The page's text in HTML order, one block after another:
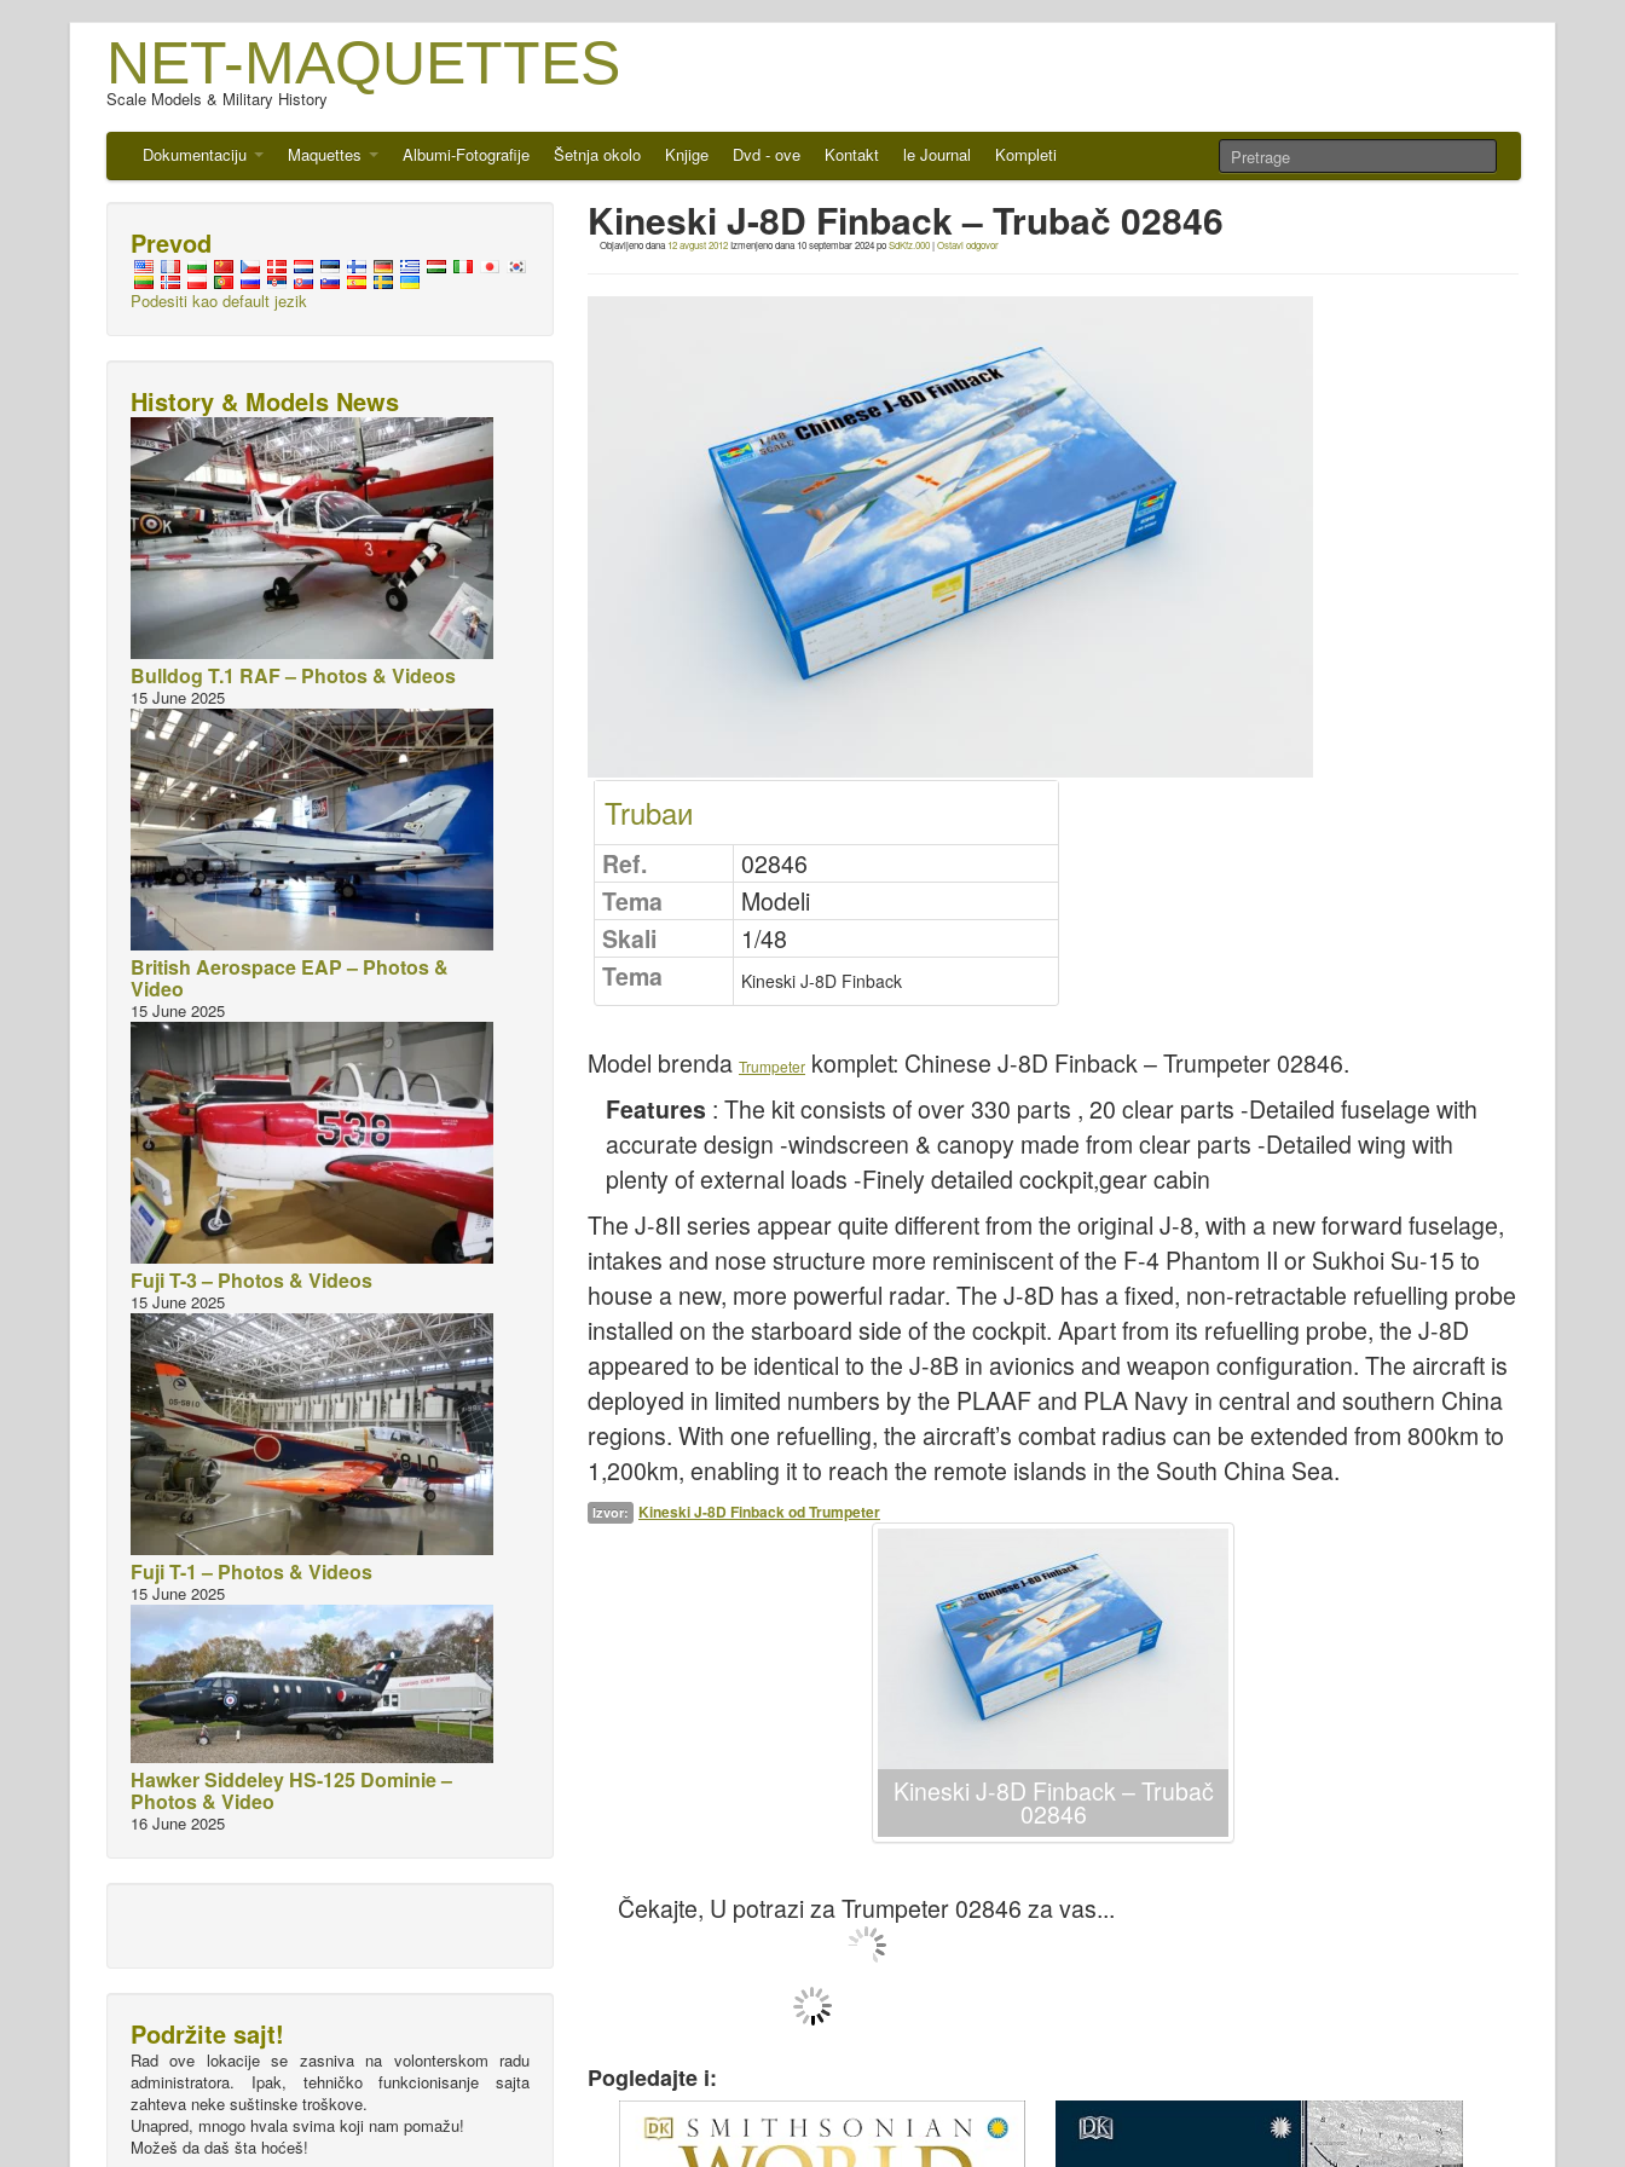
NET-MAQUETTES
Scale Models & Military History
Dokumentaciju Maquettes Albumi-Fotografije Šetnja okolo Knjige Dvd - ove Kontakt le Journal Kompleti
Kineski J-8D Finback – Trubač 02846
Objavljeno dana 12 avgust 2012Izmenjeno dana 10 septembar 2024poSdKfz.000|Ostavi odgovor
Trubaи
Ref.
02846
Tema
Modeli
Skali
1/48
Tema
Kineski J-8D Finback
Model brenda Trumpeter komplet: Chinese J-8D Finback – Trumpeter 02846.
Features : The kit consists of over 330 parts , 20 clear parts -Detailed fuselage with
accurate design -windscreen & canopy made from clear parts -Detailed wing with
plenty of external loads -Finely detailed cockpit,gear cabin
The J-8II series appear quite different from the original J-8, with a new forward fuselage,
intakes and nose structure more reminiscent of the F-4 Phantom II or Sukhoi Su-15 to
house a new, more powerful radar. The J-8D has a fixed, non-retractable refuelling probe
installed on the starboard side of the cockpit. Apart from its refuelling probe, the J-8D
appeared to be identical to the J-8B in avionics and weapon configuration. The aircraft is
deployed in limited numbers by the PLAAF and PLA Navy in central and southern China
regions. With one refuelling, the aircraft’s combat radius can be extended from 800km to
1,200km, enabling it to reach the remote islands in the South China Sea.
Izvor: Kineski J-8D Finback od Trumpeter
Kineski J-8D Finback – Trubač
02846
Čekajte, U potrazi za Trumpeter 02846 za vas...
Pogledajte i:
Prevod
Podesiti kao default jezik
History & Models News
Bulldog T.1 RAF – Photos & Videos
15 June 2025
British Aerospace EAP – Photos &
Video
15 June 2025
Fuji T-3 – Photos & Videos
15 June 2025
Fuji T-1 – Photos & Videos
15 June 2025
Hawker Siddeley HS-125 Dominie –
Photos & Video
16 June 2025
Podržite sajt!
Rad ove lokacije se zasniva na volonterskom radu
administratora. Ipak, tehničko funkcionisanje sajta
zahteva neke suštinske troškove.
Unapred, mnogo hvala svima koji nam pomažu!
Možeš da daš šta hoćeš!